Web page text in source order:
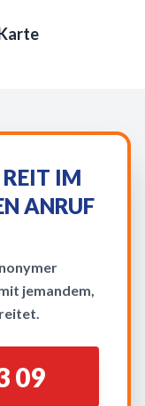
REIT IM
ANRUF
jemandem,
09